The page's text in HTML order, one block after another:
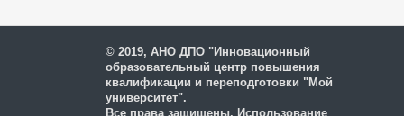
© 2019, АНО ДПО "Инновационный
образовательный центр повышения
квалификации и переподготовки "Мой
университет".
Все права защищены. Использование